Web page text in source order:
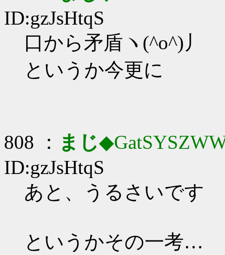
ID:gzJsHtqS
口から矛盾ヽ(^o^)丿
というか今更に
808 ： まじ
ID:gzJsHtqS
あと、うるさいです
というかその一考…